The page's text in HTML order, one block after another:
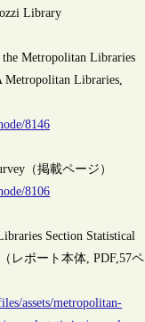
Library
Metropolitan Libraries
Metropolitan Libraries,
8146
（掲載ページ）
8106
Section Statistical
レポート本体, PDF,57ペ
assets/metropolitan-